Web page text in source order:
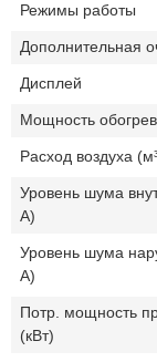
Режимы работы
Дополнительная
Дисплей
Мощность
Расход воздуха
Уровень шума
А)
Уровень шума
А)
Потр. мощность
(кВт)